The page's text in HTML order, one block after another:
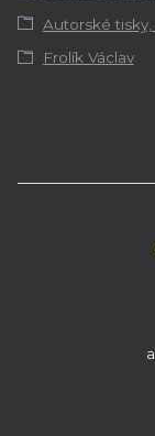
Autorské
Frolík Václav
AD